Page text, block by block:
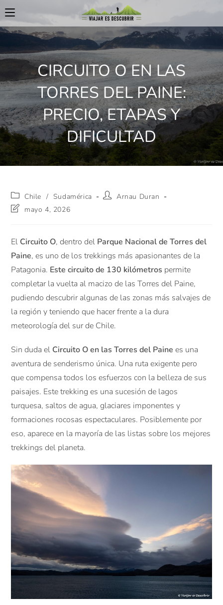
CIRCUITO O EN LAS
TORRES DEL PAINE:
PRECIO, ETAPAS Y
DIFICULTAD
Chile / Sudamérica
Arnau Duran
mayo 4, 2026
El Circuito O, dentro del Parque Nacional de Torres del
Paine, es uno de los trekkings más apasionantes de la
Patagonia. Este circuito de 130 kilómetros permite
completar la vuelta al macizo de las Torres del Paine,
pudiendo descubrir algunas de las zonas más salvajes de
la región y teniendo que hacer frente a la dura
meteorología del sur de Chile.
Sin duda el Circuito O en las Torres del Paine es una
aventura de senderismo única. Una ruta exigente pero
que compensa todos los esfuerzos con la belleza de sus
paisajes. Este trekking es una sucesión de lagos
turquesa, saltos de agua, glaciares imponentes y
formaciones rocosas espectaculares. Posiblemente por
eso, aparece en la mayoría de las listas sobre los mejores
trekkings del planeta.